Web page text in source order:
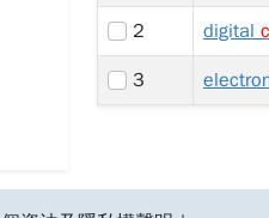
2 digital
3